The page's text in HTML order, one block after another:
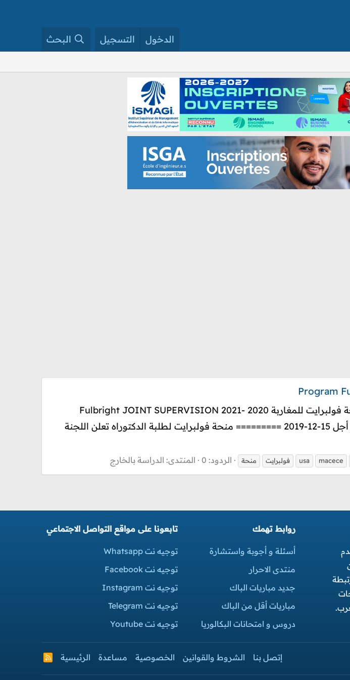
الدخول التسجيل البحث
اللجنة المغربية الأمريكية للتبادل التربوي والثقافي MACECE منحة فولبرايت للمغاربة 2020 -2021 Fulbright JOINT SUPERVISION
SCHOLARSHIP USA For Study & Research in the USA اخر أجل 15-12-2019 ========= منحة فولبرايت لطلبة الدكتوراه تعلن اللجنة
macece
usa فولبرايت منحة الردود: 0 المنتدى: الدراسة بالخارج
روابط تهمك
أسئلة و أجوبة واستشارة
منتدى الاحرار
جديد مباريات الباك
مباريات أقل من الباك
دروس و امتحانات البكالوريا
تابعونا على مواقع التواصل الاجتماعي
توجيه نت Whatsapp
توجيه نت Facebook
توجيه نت Instagram
توجيه نت Telegram
توجيه نت Youtube
إتصل بنا الشروط والقوانين الخصوصية مساعدة الرئيسية
R
S